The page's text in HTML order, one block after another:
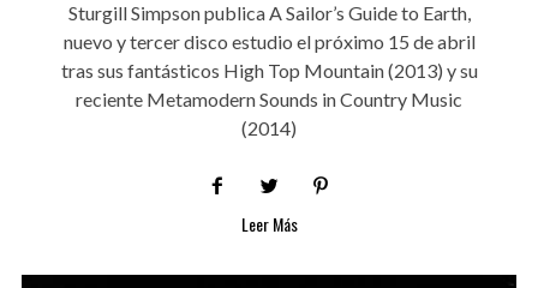
Sturgill Simpson publica A Sailor’s Guide to Earth,
nuevo y tercer disco estudio el próximo 15 de abril
tras sus fantásticos High Top Mountain (2013) y su
reciente Metamodern Sounds in Country Music
(2014)
Leer Más